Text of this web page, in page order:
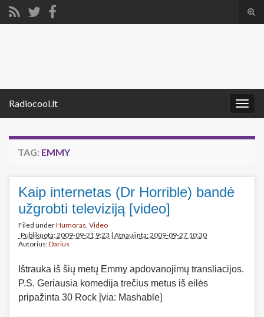
Radiocool.lt
TAG: EMMY
Kaip internetas (Dr Horrible) bandė
užgrobti televiziją [video]
Filed underHumoras, Video
Publikuota: 2009-09-21 9:23 | Atnaujinta: 2009-09-27 10:30
Autorius:Darius
Ištrauka iš šių metų Emmy apdovanojimų transliacijos.
P.S. Geriausia komedija trečius metus iš eilės
pripažinta 30 Rock [via: Mashable]